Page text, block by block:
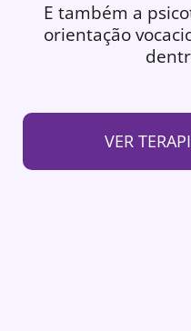
E também a
orientação
VER